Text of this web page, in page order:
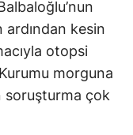
ardından kesin
otopsi
morguna
soruşturma çok